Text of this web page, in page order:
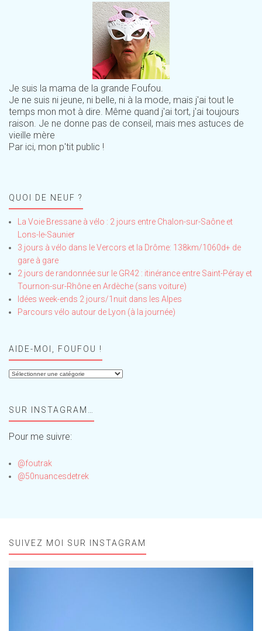
Je suis la mama de la grande Foufou.
Je ne suis ni jeune, ni belle, ni à la mode, mais j'ai tout le
temps mon mot à dire. Même quand j'ai tort, j'ai toujours
raison. Je ne donne pas de conseil, mais mes astuces de
vieille mère
Par ici, mon p'tit public !
QUOI DE NEUF ?
La Voie Bressane à vélo : 2 jours entre Chalon-sur-Saône et
Lons-le-Saunier
3 jours à vélo dans le Vercors et la Drôme: 138km/1060d+ de
gare à gare
2 jours de randonnée sur le GR42 : itinérance entre Saint-Péray et
Tournon-sur-Rhône en Ardèche (sans voiture)
Idées week-ends 2 jours/1nuit dans les Alpes
Parcours vélo autour de Lyon (à la journée)
AIDE-MOI, FOUFOU !
Aide-
!SUR INSTAGRAM…
Pour me suivre:
@foutrak
@50nuancesdetrek
SUIVEZ MOI SUR INSTAGRAM